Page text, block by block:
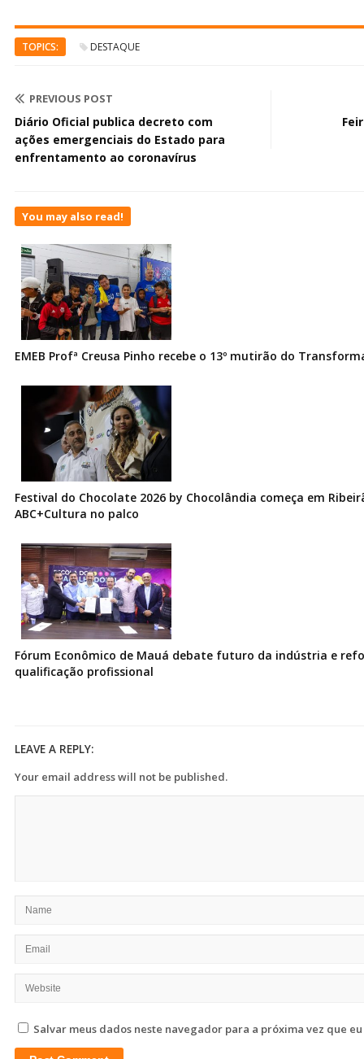
TOPICS: DESTAQUE
PREVIOUS POST
Diário Oficial publica decreto com
ações emergenciais do Estado para
enfrentamento ao coronavírus
You may also read!
EMEB Profª Creusa Pinho recebe o 13º mutirão do
Festival do Chocolate 2026 by Chocolândia começa em
ABC+Cultura no palco
Fórum Econômico de Mauá debate futuro da indústria e
qualificação profissional
LEAVE A REPLY:
Your email address will not be published.
Salvar meus dados neste navegador para a próxima vez que